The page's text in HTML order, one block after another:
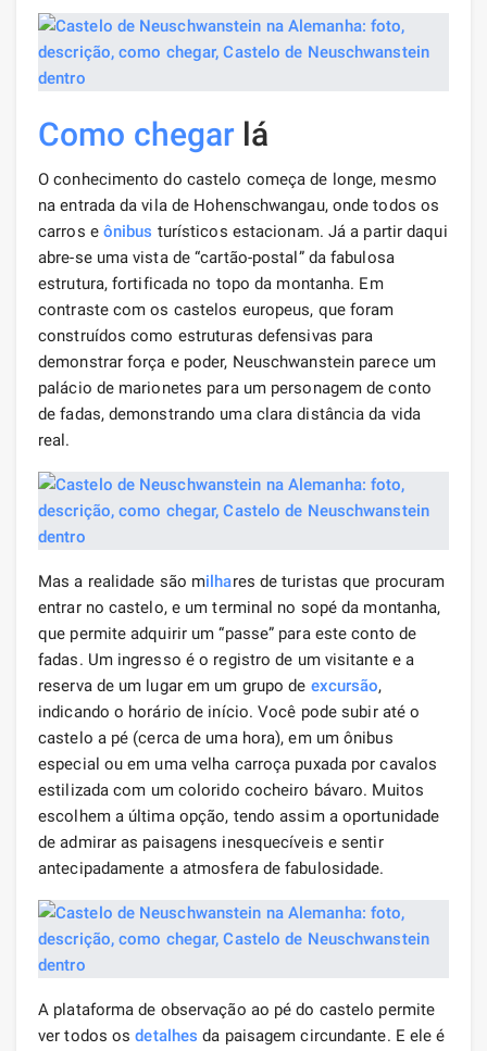
Como chegar lá
O conhecimento do castelo começa de longe, mesmo
na entrada da vila de Hohenschwangau, onde todos os
carros e ônibus turísticos estacionam. Já a partir daqui
abre-se uma vista de “cartão-postal” da fabulosa
estrutura, fortificada no topo da montanha. Em
contraste com os castelos europeus, que foram
construídos como estruturas defensivas para
demonstrar força e poder, Neuschwanstein parece um
palácio de marionetes para um personagem de conto
de fadas, demonstrando uma clara distância da vida
real.
Mas a realidade são milhares de turistas que procuram
entrar no castelo, e um terminal no sopé da montanha,
que permite adquirir um “passe” para este conto de
fadas. Um ingresso é o registro de um visitante e a
reserva de um lugar em um grupo de excursão,
indicando o horário de início. Você pode subir até o
castelo a pé (cerca de uma hora), em um ônibus
especial ou em uma velha carroça puxada por cavalos
estilizada com um colorido cocheiro bávaro. Muitos
escolhem a última opção, tendo assim a oportunidade
de admirar as paisagens inesquecíveis e sentir
antecipadamente a atmosfera de fabulosidade.
A plataforma de observação ao pé do castelo permite
ver todos osdetalhes da paisagem circundante. E ele é